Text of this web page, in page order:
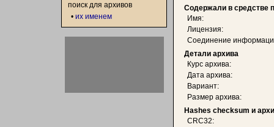
Содержали в средстве
Имя:
Лицензия:
Соединение
Детали архива
Курс архива:
Дата архива:
Вариант:
Размер архива:
Hashes checksum и
CRC32:
поиск для архивов
• их именем